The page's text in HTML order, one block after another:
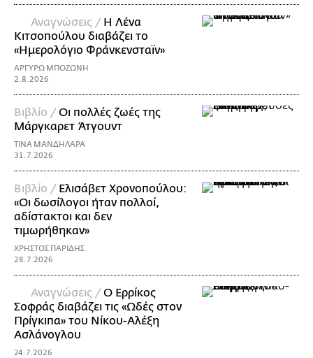
Αναγνώσεις / Η Λένα
Κιτσοπούλου διαβάζει το
«Ημερολόγιο Φράνκενσταϊν»
ΑΡΓΥΡΩ ΜΠΟΖΩΝΗ
2.8.2026
Βιβλίο /Οι πολλές ζωές της
Μάργκαρετ Άτγουντ
ΤΙΝΑ ΜΑΝΔΗΛΑΡΑ
31.7.2026
Βιβλίο / Ελισάβετ Χρονοπούλου:
«Οι δωσίλογοι ήταν πολλοί,
αδίστακτοι και δεν
τιμωρήθηκαν»
ΧΡΗΣΤΟΣ ΠΑΡΙΔΗΣ
28.7.2026
Αναγνώσεις /Ο Ερρίκος
Σοφράς διαβάζει τις «Ωδές στον
Πρίγκιπα» του Νίκoυ-Αλέξη
Ασλάνογλου
24.7.2026